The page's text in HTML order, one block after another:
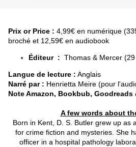
Prix or Price : 4,99€ en numérique
broché et 12,59€ en audiobook
Éditeur ‏ : Thomas & Mercer
Langue de lecture : Anglais
Narré par : Henrietta Meire (pour
Note Amazon, Bookbub, Goodreads
A few words about
Born in Kent, D. S. Butler grew up as
for crime fiction and mysteries. She
officer in a hospital pathology